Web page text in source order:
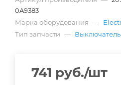
0A9383
Марка оборудования —
Тип запчасти — Выключатель
741 руб./шт